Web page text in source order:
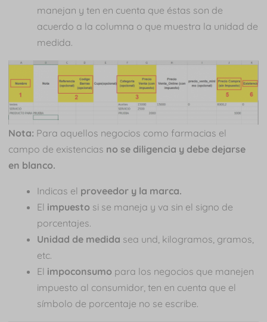
manejan y ten en cuenta que éstas son de
acuerdo a la columna o que muestra la unidad de
medida.
Nota: Para aquellos negocios como farmacias el
campo de existencias no se diligencia y debe dejarse
en blanco.
Indicas el proveedor y la marca.
El impuesto si se maneja y va sin el signo de
porcentajes.
Unidad de medida sea und, kilogramos, gramos,
etc.
El impoconsumo para los negocios que manejen
impuesto al consumidor, ten en cuenta que el
símbolo de porcentaje no se escribe.